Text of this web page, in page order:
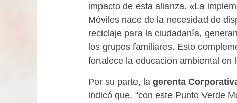
impacto de esta alianza. «La
Móviles nace de la necesidad de
reciclaje para la ciudadanía,
los grupos familiares. Esto
fortalece la educación ambiental en
Por su parte, la gerenta
indicó que, “con este Punto Verde